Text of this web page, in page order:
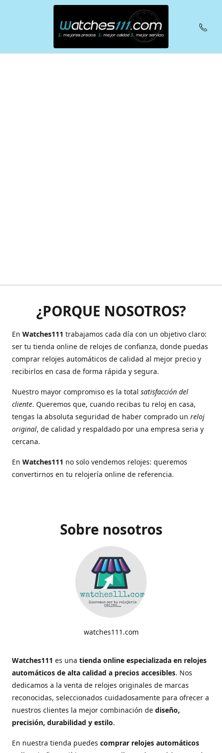
¿PORQUE NOSOTROS?
En Watches111 trabajamos cada día con un objetivo claro:
ser tu tienda online de relojes de confianza, donde puedas
comprar relojes automáticos de calidad al mejor precio y
recibirlos en casa de forma rápida y segura.
Nuestro mayor compromiso es la total satisfacción del
cliente. Queremos que, cuando recibas tu reloj en casa,
tengas la absoluta seguridad de haber comprado un reloj
original, de calidad y respaldado por una empresa seria y
cercana.
En Watches111 no solo vendemos relojes: queremos
convertirnos en tu relojería online de referencia.
Sobre nosotros
watches111.com
Watches111 es una tienda online especializada en relojes
automáticos de alta calidad a precios accesibles. Nos
dedicamos a la venta de relojes originales de marcas
reconocidas, seleccionados cuidadosamente para ofrecer a
nuestros clientes la mejor combinación de diseño,
precisión, durabilidad y estilo.
En nuestra tienda puedes comprar relojes automáticos